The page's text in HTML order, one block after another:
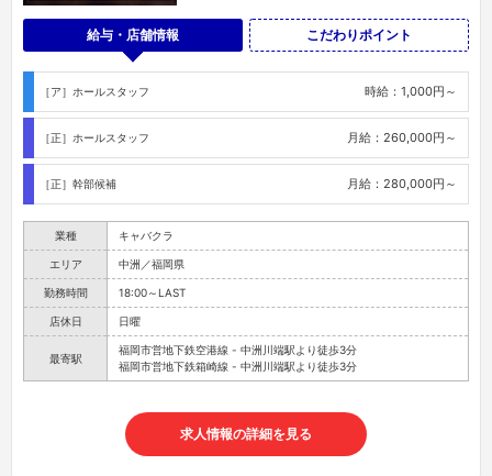
給与・店舗情報 こだわりポイント
［ア］ホールスタッフ 時給：1,000円～
［正］ホールスタッフ 月給：260,000円～
［正］幹部候補 月給：280,000円～
業種 キャバクラ
エリア 中洲／福岡県
勤務時間 18:00～LAST
店休日 日曜
最寄駅
福岡市営地下鉄空港線 - 中洲川端駅より徒歩3分
福岡市営地下鉄箱崎線 - 中洲川端駅より徒歩3分
求人情報の詳細を見る